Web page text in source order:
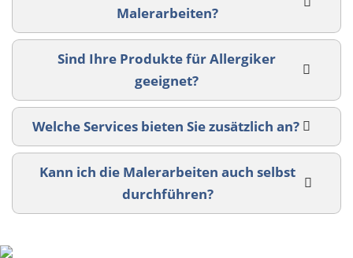
Malerarbeiten?
Sind Ihre Produkte für Allergiker
geeignet?
Welche Services bieten Sie zusätzlich an?
Kann ich die Malerarbeiten auch selbst
durchführen?